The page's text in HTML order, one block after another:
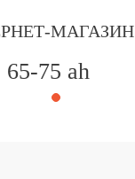
МАГАЗИН
75 ah